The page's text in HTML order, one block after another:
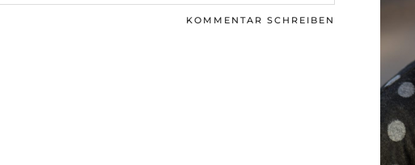
KOMMENTAR SCHREIBEN